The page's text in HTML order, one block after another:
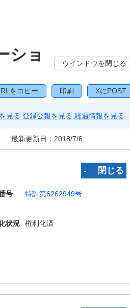
ショ
ウインドウを閉じる
をコピー 印刷 XにPOST
見る 登録公報を見る 経過情報を見る
最新更新日： 2018/7/6
‐ 閉じる
号
特許第6262949号
状況
権利化済